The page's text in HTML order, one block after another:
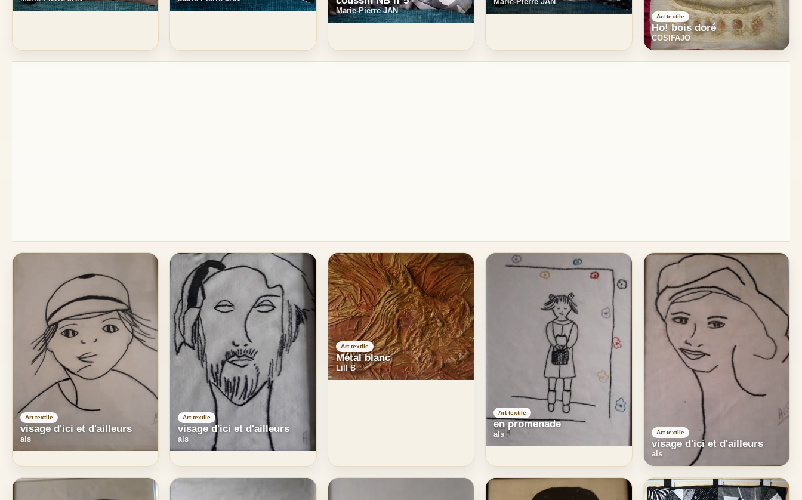
Marie-Pierre JAN
Art textile
Ho! bois doré
COSIFAJO
Art textile
visage d'ici et d'ailleurs
als
Art textile
visage d'ici et d'ailleurs
als
Art textile
Métal blanc
Lill B
Art textile
en promenade
als Art textile
visage d'ici et d'ailleurs
als